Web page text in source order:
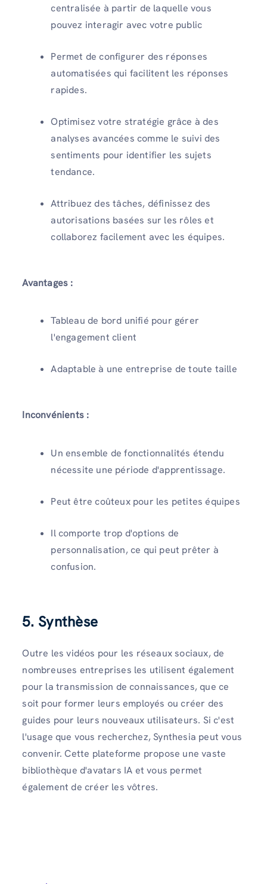
centralisée à partir de laquelle vous
pouvez interagir avec votre public
Permet de configurer des réponses
automatisées qui facilitent les réponses
rapides.
Optimisez votre stratégie grâce à des
analyses avancées comme le suivi des
sentiments pour identifier les sujets
tendance.
Attribuez des tâches, définissez des
autorisations basées sur les rôles et
collaborez facilement avec les équipes.
Avantages :
Tableau de bord unifié pour gérer
l'engagement client
Adaptable à une entreprise de toute taille
Inconvénients :
Un ensemble de fonctionnalités étendu
nécessite une période d'apprentissage.
Peut être coûteux pour les petites équipes
Il comporte trop d'options de
personnalisation, ce qui peut prêter à
confusion.
5. Synthèse
Outre les vidéos pour les réseaux sociaux, de
nombreuses entreprises les utilisent également
pour la transmission de connaissances, que ce
soit pour former leurs employés ou créer des
guides pour leurs nouveaux utilisateurs. Si c'est
l'usage que vous recherchez, Synthesia peut vous
convenir. Cette plateforme propose une vaste
bibliothèque d'avatars IA et vous permet
également de créer les vôtres.